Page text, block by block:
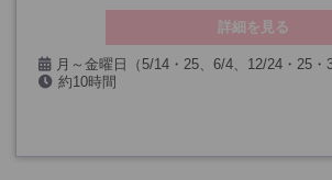
詳細を見る
月～金曜日（5/14・25、6/4、12/24・25
を除く）
約10時間